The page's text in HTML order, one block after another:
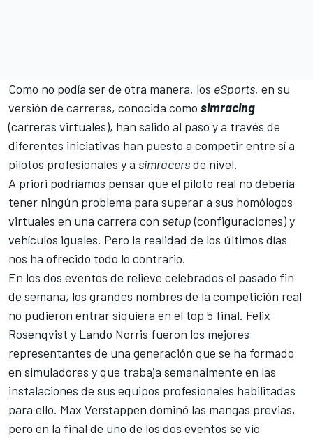
Como no podía ser de otra manera, los eSports, en su
versión de carreras, conocida como simracing
(carreras virtuales), han salido al paso y a través de
diferentes iniciativas han puesto a competir entre sí a
pilotos profesionales y a simracersde nivel.
A priori podríamos pensar que el piloto real no debería
tener ningún problema para superar a sus homólogos
virtuales en una carrera con setup(configuraciones) y
vehículos iguales. Pero la realidad de los últimos días
nos ha ofrecido todo lo contrario.
En los dos eventos de relieve celebrados el pasado fin
de semana, los grandes nombres de la competición real
no pudieron entrar siquiera en el top 5 final. Felix
Rosenqvist y Lando Norris fueron los mejores
representantes de una generación que se ha formado
en simuladores y que trabaja semanalmente en las
instalaciones de sus equipos profesionales habilitadas
para ello. Max Verstappen dominó las mangas previas,
pero en la final de uno de los dos eventos se vio